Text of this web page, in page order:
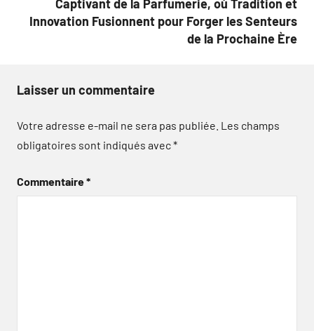
Captivant de la Parfumerie, où Tradition et
Innovation Fusionnent pour Forger les Senteurs
de la Prochaine Ère
Laisser un commentaire
Votre adresse e-mail ne sera pas publiée. Les champs
obligatoires sont indiqués avec*
Commentaire*